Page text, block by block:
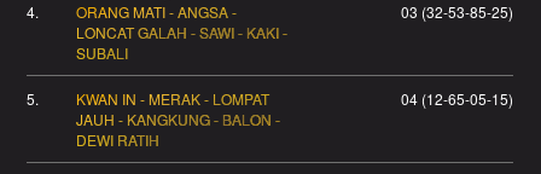
4.
ORANG MATI - ANGSA -
LONCAT GALAH - SAWI - KAKI -
SUBALI
03 (32-53-85-25)
5.
KWAN IN - MERAK - LOMPAT
JAUH - KANGKUNG - BALON -
DEWI RATIH
04 (12-65-05-15)